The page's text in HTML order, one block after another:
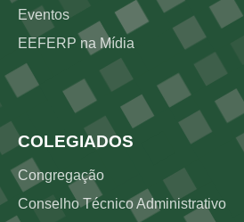
Eventos
EEFERP na Mídia
Rodapé 3
COLEGIADOS
Congregação
Conselho Técnico Administrativo